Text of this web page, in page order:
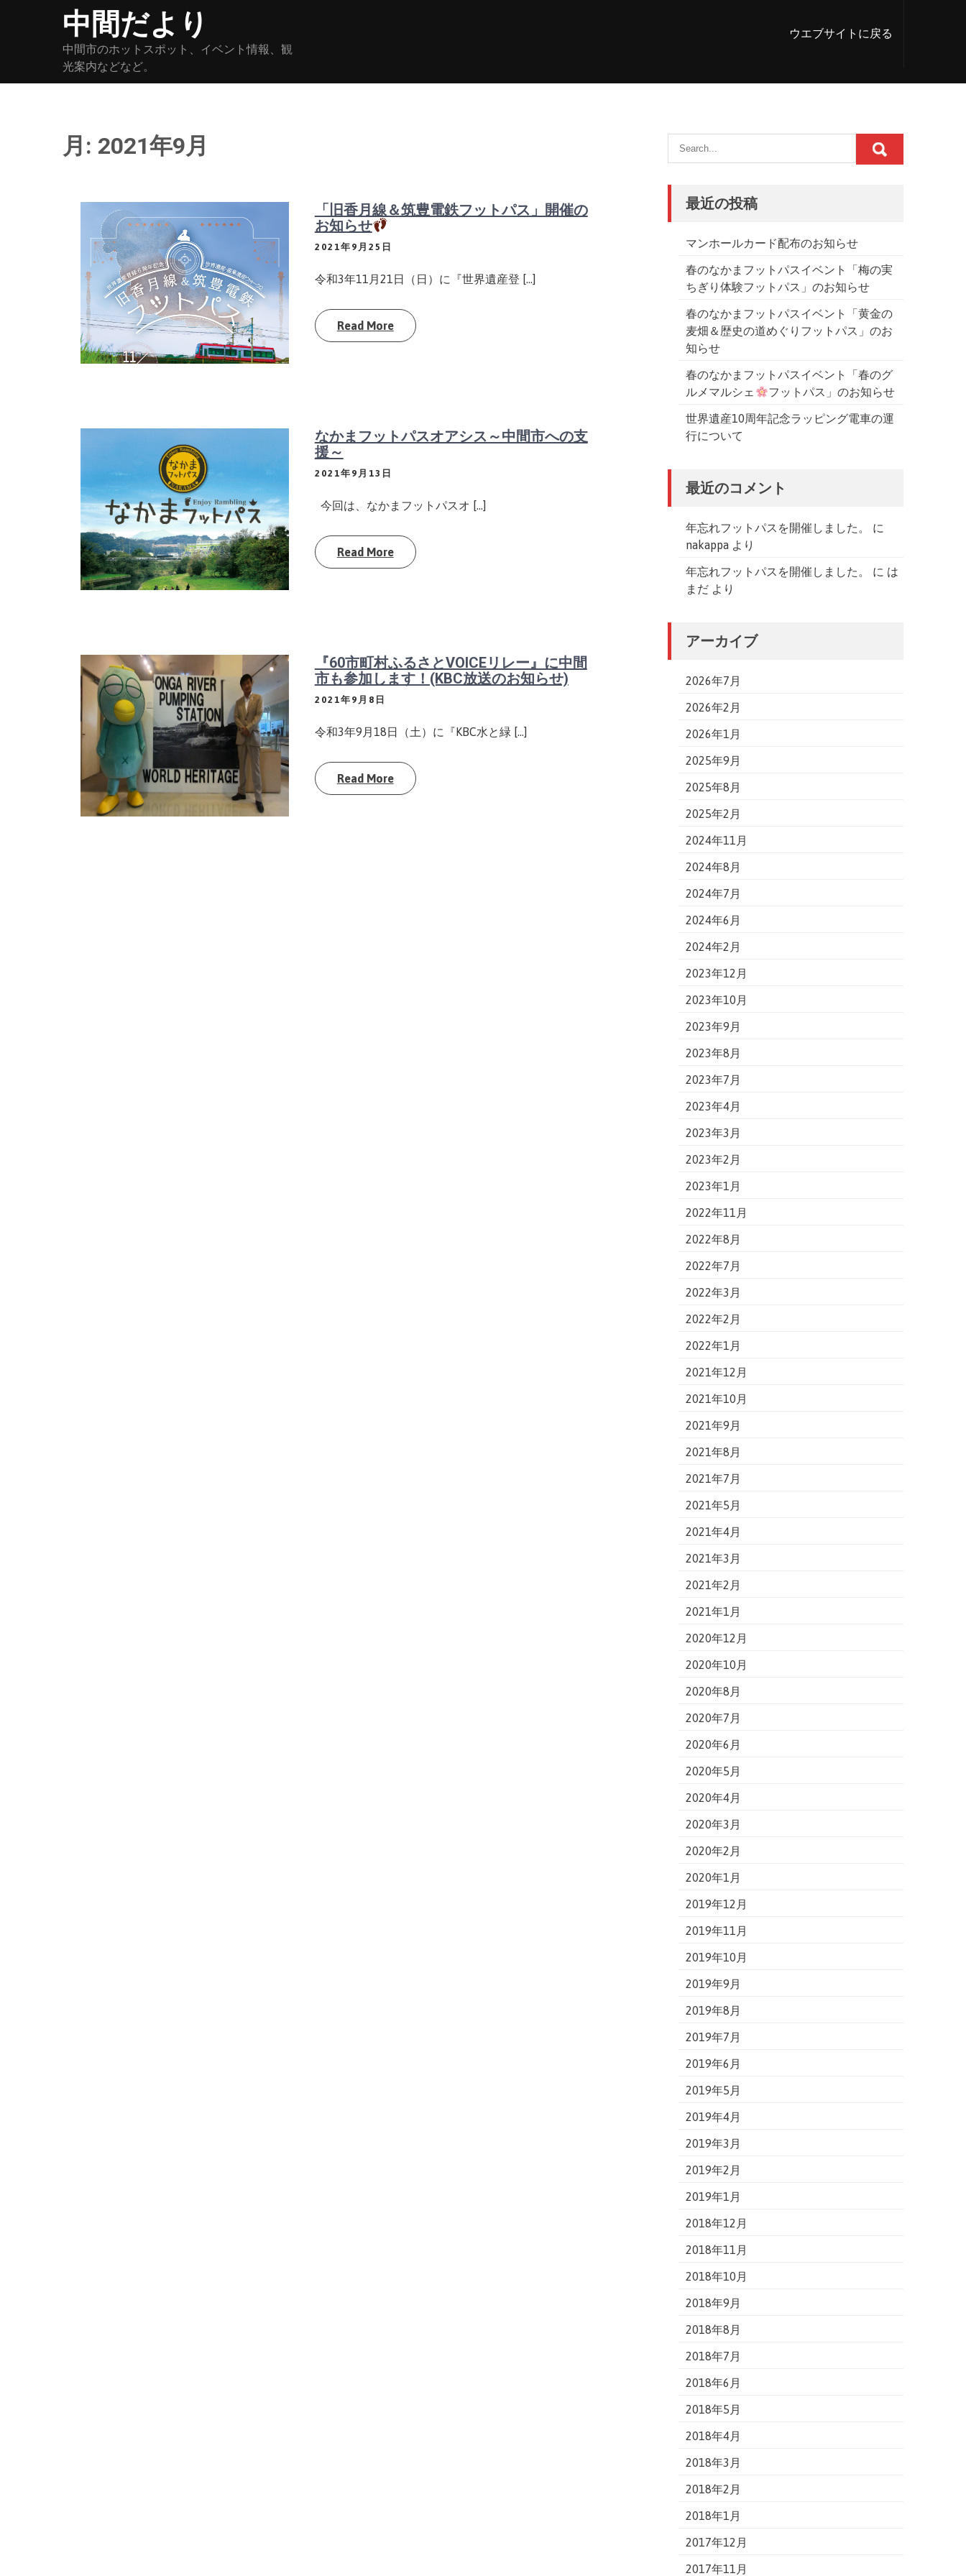
中間だより
中間市のホットスポット、イベント情報、観
光案内などなど。
ウエブサイトに戻る
月: 2021年9月
「旧香月線＆筑豊電鉄フットパス」開催の
お知らせ
2021年9月25日
令和3年11月21日（日）に『世界遺産登 […]
Read More
なかまフットパスオアシス～中間市への支
援～
2021年9月13日
今回は、なかまフットパスオ […]
Read More
『60市町村ふるさとVOICEリレー』に中間
市も参加します！(KBC放送のお知らせ)
2021年9月8日
令和3年9月18日（土）に『KBC水と緑 […]
Read More
最近の投稿
マンホールカード配布のお知らせ
春のなかまフットパスイベント「梅の実
ちぎり体験フットパス」のお知らせ
春のなかまフットパスイベント「黄金の
麦畑＆歴史の道めぐりフットパス」のお
知らせ
春のなかまフットパスイベント「春のグ
ルメマルシェ
フットパス」のお知らせ
世界遺産10周年記念ラッピング電車の運
行について
最近のコメント
年忘れフットパスを開催しました。
に
nakappa より
年忘れフットパスを開催しました。 に は
まだ より
アーカイブ
2026年7月
2026年2月
2026年1月
2025年9月
2025年8月
2025年2月
2024年11月
2024年8月
2024年7月
2024年6月
2024年2月
2023年12月
2023年10月
2023年9月
2023年8月
2023年7月
2023年4月
2023年3月
2023年2月
2023年1月
2022年11月
2022年8月
2022年7月
2022年3月
2022年2月
2022年1月
2021年12月
2021年10月
2021年9月
2021年8月
2021年7月
2021年5月
2021年4月
2021年3月
2021年2月
2021年1月
2020年12月
2020年10月
2020年8月
2020年7月
2020年6月
2020年5月
2020年4月
2020年3月
2020年2月
2020年1月
2019年12月
2019年11月
2019年10月
2019年9月
2019年8月
2019年7月
2019年6月
2019年5月
2019年4月
2019年3月
2019年2月
2019年1月
2018年12月
2018年11月
2018年10月
2018年9月
2018年8月
2018年7月
2018年6月
2018年5月
2018年4月
2018年3月
2018年2月
2018年1月
2017年12月
2017年11月